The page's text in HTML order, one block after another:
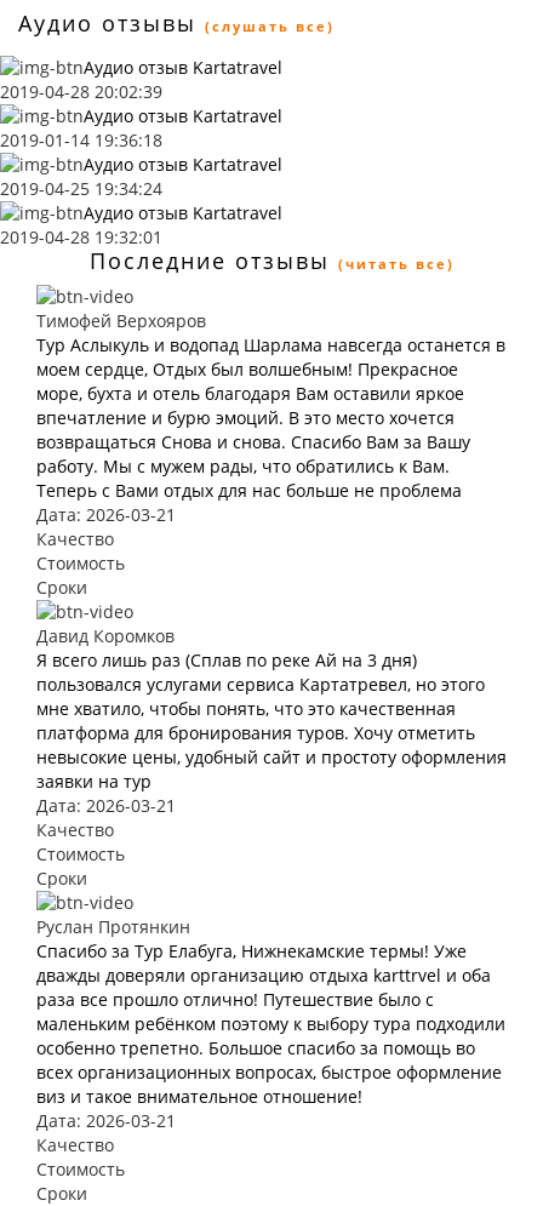
Аудио отзывы (слушать все)
Аудио отзыв Kartatravel
2019-04-28 20:02:39
Аудио отзыв Kartatravel
2019-01-14 19:36:18
Аудио отзыв Kartatravel
2019-04-25 19:34:24
Аудио отзыв Kartatravel
2019-04-28 19:32:01
Последние отзывы (читать все)
Тимофей Верхояров
Тур Аслыкуль и водопад Шарлама навсегда останется в
моем сердце, Отдых был волшебным! Прекрасное
море, бухта и отель благодаря Вам оставили яркое
впечатление и бурю эмоций. В это место хочется
возвращаться Снова и снова. Спасибо Вам за Вашу
работу. Мы с мужем рады, что обратились к Вам.
Теперь с Вами отдых для нас больше не проблема
Дата: 2026-03-21
Качество
Стоимость
Сроки
Давид Коромков
Я всего лишь раз (Сплав по реке Ай на 3 дня)
пользовался услугами сервиса Картатревел, но этого
мне хватило, чтобы понять, что это качественная
платформа для бронирования туров. Хочу отметить
невысокие цены, удобный сайт и простоту оформления
заявки на тур
Дата: 2026-03-21
Качество
Стоимость
Сроки
Руслан Протянкин
Спасибо за Тур Елабуга, Нижнекамские термы! Уже
дважды доверяли организацию отдыха karttrvel и оба
раза все прошло отлично! Путешествие было с
маленьким ребёнком поэтому к выбору тура подходили
особенно трепетно. Большое спасибо за помощь во
всех организационных вопросах, быстрое оформление
виз и такое внимательное отношение!
Дата: 2026-03-21
Качество
Стоимость
Сроки